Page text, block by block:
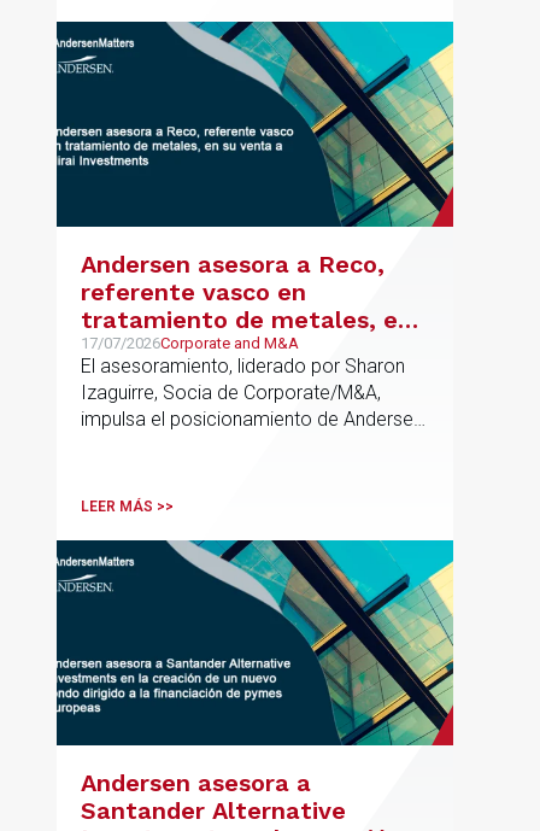
metodología propia de gestión de
riesgos de IA y se alinea con la
estrategia española de IA soberana
articulada en torno a ALIA.
Andersen asesora a Reco,
referente vasco en
tratamiento de metales, en
su venta a Mirai Investments
17/07/2026Corporate and M&A
El asesoramiento, liderado por Sharon
Izaguirre, Socia de Corporate/M&A,
impulsa el posicionamiento de Andersen
procesos estratégicos de M&A
LEER MÁS >>
Andersen asesora a
Santander Alternative